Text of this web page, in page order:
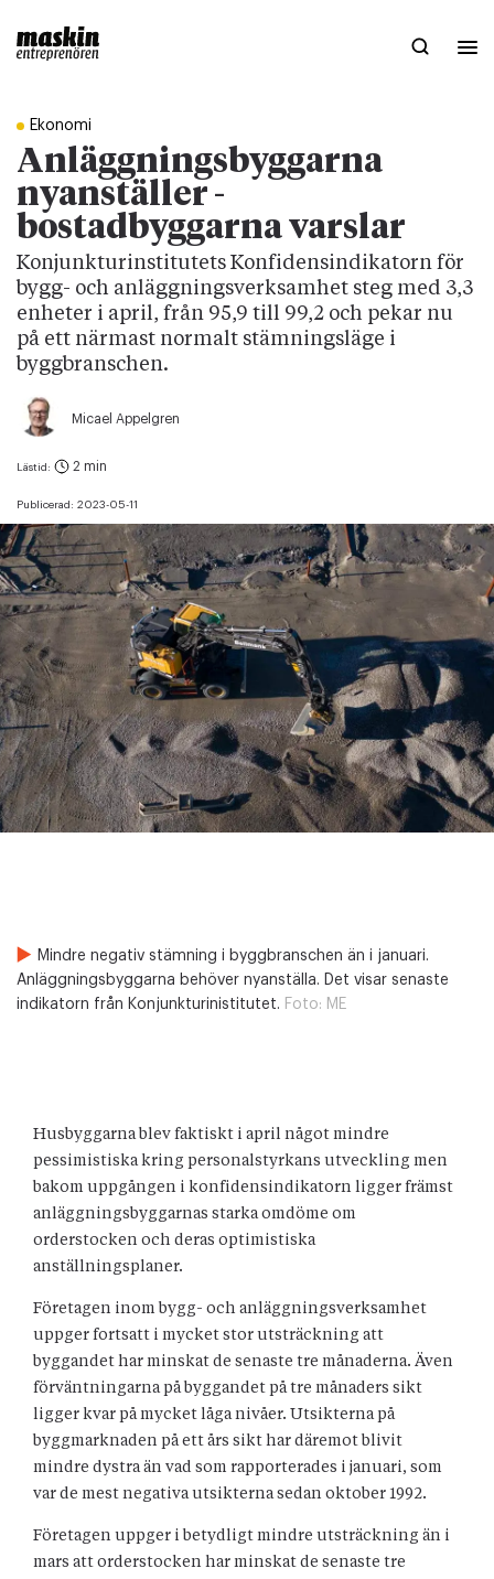
Ekonomi
Anläggningsbyggarna
nyanställer -
bostadbyggarna varslar
Konjunkturinstitutets Konfidensindikatorn för
bygg- och anläggningsverksamhet steg med 3,3
enheter i april, från 95,9 till 99,2 och pekar nu
på ett närmast normalt stämningsläge i
byggbranschen.
Micael Appelgren
Publicerad: 2023-05-11
Lästid: 2 min
Mindre negativ stämning i byggbranschen än i januari.
Anläggningsbyggarna behöver nyanställa. Det visar senaste
indikatorn från Konjunkturinistitutet. Foto: ME
Husbyggarna blev faktiskt i april något mindre
pessimistiska kring personalstyrkans utveckling men
bakom uppgången i konfidensindikatorn ligger främst
anläggningsbyggarnas starka omdöme om
orderstocken och deras optimistiska
anställningsplaner.
Företagen inom bygg- och anläggningsverksamhet
uppger fortsatt i mycket stor utsträckning att
byggandet har minskat de senaste tre månaderna. Även
förväntningarna på byggandet på tre månaders sikt
ligger kvar på mycket låga nivåer. Utsikterna på
byggmarknaden på ett års sikt har däremot blivit
mindre dystra än vad som rapporterades i januari, som
var de mest negativa utsikterna sedan oktober 1992.
Företagen uppger i betydligt mindre utsträckning än i
mars att orderstocken har minskat de senaste tre